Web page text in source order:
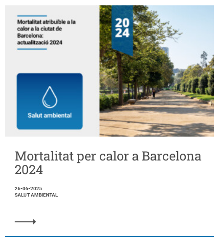
Mortalitat per calor a Barcelona
2024
26-06-2025
SALUT AMBIENTAL